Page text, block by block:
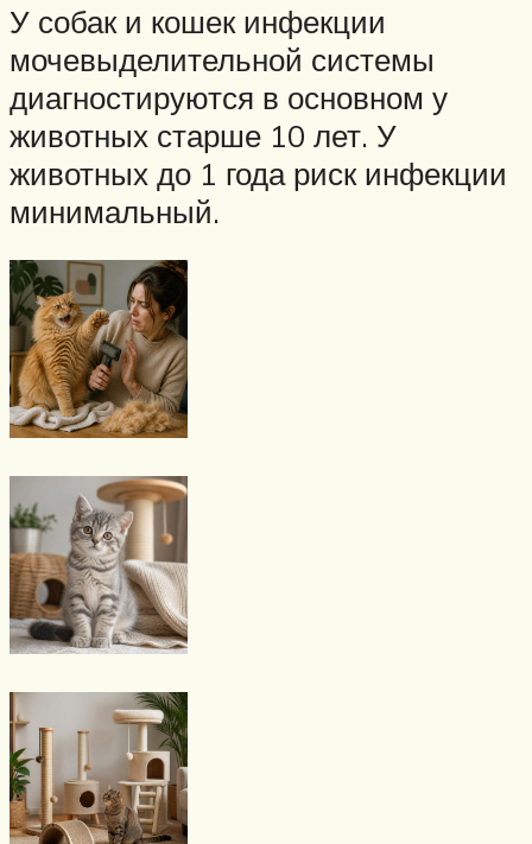
У собак и кошек инфекции
мочевыделительной системы
диагностируются в основном у
животных старше 10 лет. У
животных до 1 года риск инфекции
минимальный.